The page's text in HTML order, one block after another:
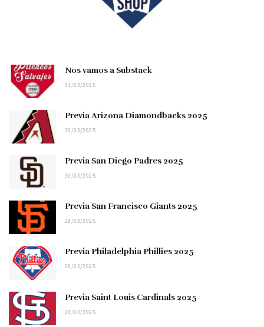
Nos vamos a Substack
31/03/2025
Previa Arizona Diamondbacks 2025
30/03/2025
Previa San Diego Padres 2025
30/03/2025
Previa San Francisco Giants 2025
29/03/2025
Previa Philadelphia Phillies 2025
29/03/2025
Previa Saint Louis Cardinals 2025
28/03/2025